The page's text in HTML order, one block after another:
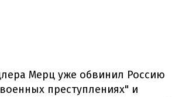
Мерц уже обвинил Россию
преступлениях" и